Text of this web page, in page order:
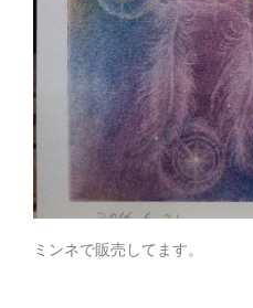
ミンネで販売してます。